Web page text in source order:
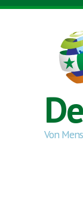
Direkt zum Inhalt
Von